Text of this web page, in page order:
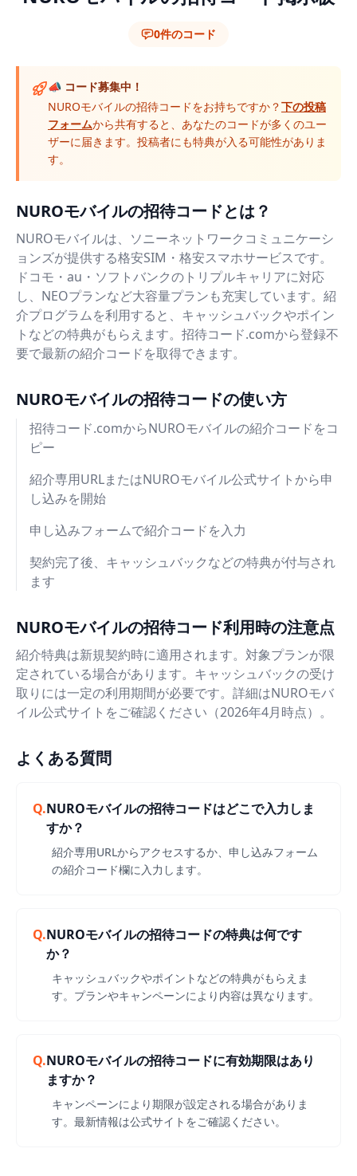
0件のコード
📣 コード募集中！
NUROモバイルの招待コードをお持ちですか？下の投稿
フォームから共有すると、あなたのコードが多くのユー
ザーに届きます。投稿者にも特典が入る可能性がありま
す。
NUROモバイルの招待コードとは？
NUROモバイルは、ソニーネットワークコミュニケーシ
ョンズが提供する格安SIM・格安スマホサービスです。
ドコモ・au・ソフトバンクのトリプルキャリアに対応
し、NEOプランなど大容量プランも充実しています。紹
介プログラムを利用すると、キャッシュバックやポイン
トなどの特典がもらえます。招待コード.comから登録不
要で最新の紹介コードを取得できます。
NUROモバイルの招待コードの使い方
招待コード.comからNUROモバイルの紹介コードをコ
ピー
紹介専用URLまたはNUROモバイル公式サイトから申
し込みを開始
申し込みフォームで紹介コードを入力
契約完了後、キャッシュバックなどの特典が付与され
ます
NUROモバイルの招待コード利用時の注意点
紹介特典は新規契約時に適用されます。対象プランが限
定されている場合があります。キャッシュバックの受け
取りには一定の利用期間が必要です。詳細はNUROモバ
イル公式サイトをご確認ください（2026年4月時点）。
よくある質問
Q.NUROモバイルの招待コードはどこで入力しま
すか？
紹介専用URLからアクセスするか、申し込みフォーム
の紹介コード欄に入力します。
Q.NUROモバイルの招待コードの特典は何です
か？
キャッシュバックやポイントなどの特典がもらえま
す。プランやキャンペーンにより内容は異なります。
Q.NUROモバイルの招待コードに有効期限はあり
ますか？
キャンペーンにより期限が設定される場合がありま
す。最新情報は公式サイトをご確認ください。